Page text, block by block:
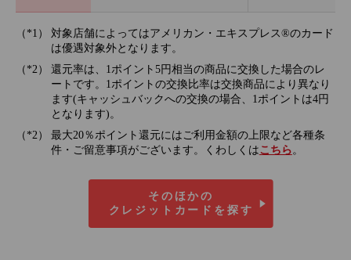
対象店舗によってはアメリカン・エキスプレス®のカード
は優遇対象外となります。
還元率は、1ポイント5円相当の商品に交換した場合のレ
ートです。1ポイントの交換比率は交換商品により異なり
ます(キャッシュバックへの交換の場合、1ポイントは4円
となります)。
最大20％ポイント還元にはご利用金額の上限など各種条
件・ご留意事項がございます。くわしくはこちら 。
そのほかの
クレジットカードを探す